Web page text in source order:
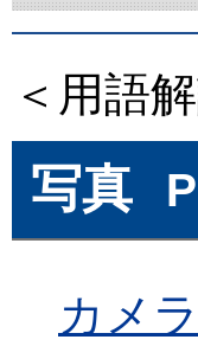
＜用語
写真
カメラ